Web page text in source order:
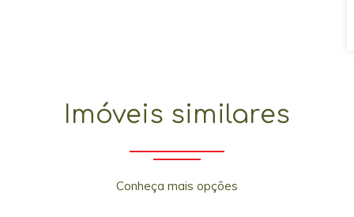
Imóveis similares
Conheça mais opções